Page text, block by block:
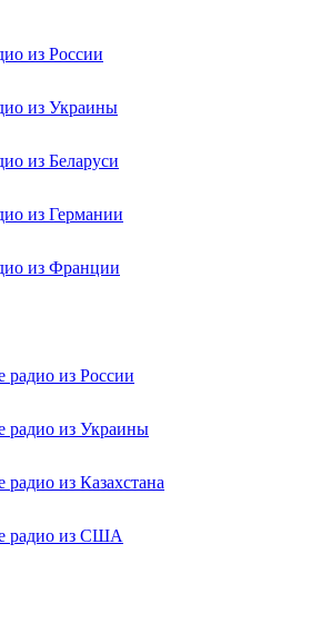
из России
из Украины
из Беларуси
из Германии
из Франции
радио из России
радио из Украины
радио из Казахстана
радио из США